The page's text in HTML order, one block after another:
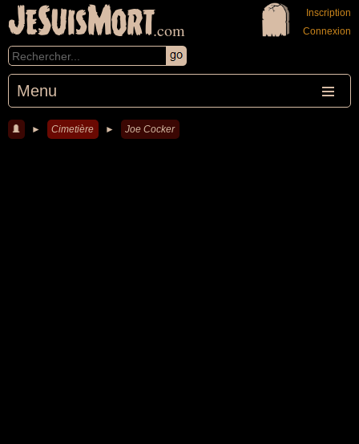
JeSuisMort.com
Menu
Inscription
Connexion
► Cimetière ► Joe Cocker